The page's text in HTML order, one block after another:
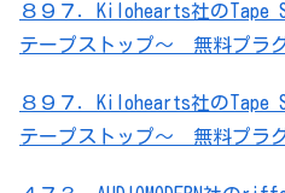
８９７．Kilohearts社の
テープストップ～ 無料プラ
８９７．Kilohearts社の
テープストップ～ 無料プラ